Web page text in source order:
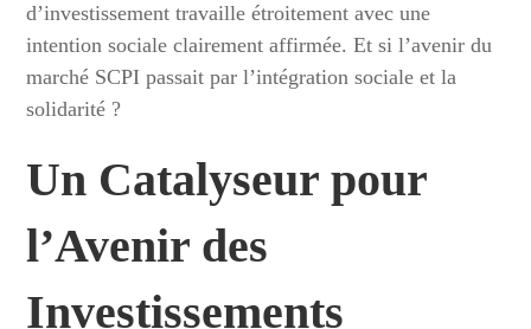
d’investissement travaille étroitement avec une
intention sociale clairement affirmée. Et si l’avenir du
marché SCPI passait par l’intégration sociale et la
solidarité ?
Un Catalyseur pour
l’Avenir des
Investissements